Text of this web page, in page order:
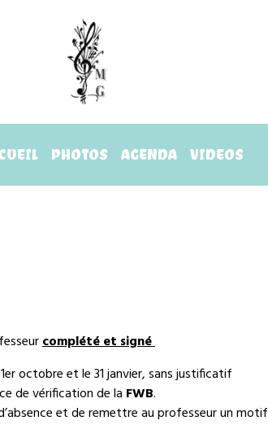
PHOTOS AGENDA VIDEOS
complété et signé
octobre et le 31 janvier, sans justificatif
de vérification de la FWB.
et de remettre au professeur un motif